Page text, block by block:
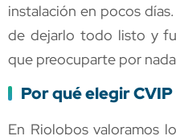
instalación en pocos
de dejarlo todo listo y
que preocuparte por
Por qué elegir
En Riolobos valoramos